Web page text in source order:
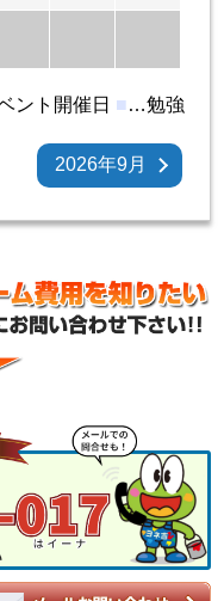
ント開催日 ■…勉強
2026年9月